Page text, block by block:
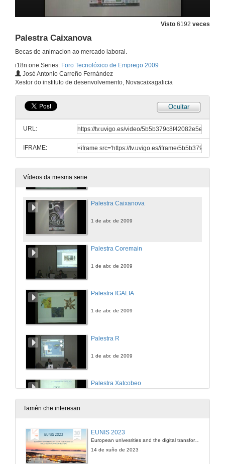
Visto 6192 veces
Palestra Caixanova
Becas de animacion ao mercado laboral.
i18n.one.Series: Foro Tecnolóxico de Emprego 2009
José Antonio Carreño Fernández
Xestor do instituto de desenvolvemento, Novacaixagalicia
Ocultar
URL:
IFRAME:
Vídeos da mesma serie
Palestra Fuerzas Armadas
31 de mar. de 2009
Palestra ICOIIG
31 de mar. de 2009
31 de mar. de 2009
Palestra ALTIA
Palestra Caixanova
1 de abr. de 2009
Palestra Coremain
1 de abr. de 2009
Palestra IGALIA
1 de abr. de 2009
Palestra R
1 de abr. de 2009
Palestra Xatcobeo
1 de abr. de 2009
Tamén che interesan
EUNIS 2023
European univesrities and the digital transformation: challenges and opportunities ahead
14 de xuño de 2023